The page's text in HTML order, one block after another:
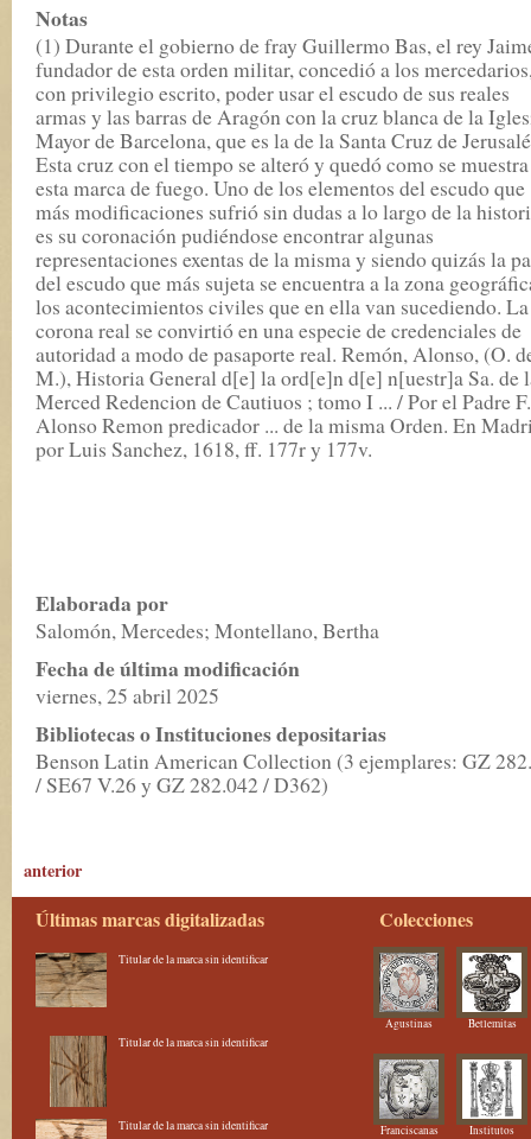
Notas
(1) Durante el gobierno de fray Guillermo Bas, el rey
fundador de esta orden militar, concedió a los
con privilegio escrito, poder usar el escudo de sus reales
armas y las barras de Aragón con la cruz blanca de la
Mayor de Barcelona, que es la de la Santa Cruz de
Esta cruz con el tiempo se alteró y quedó como se
esta marca de fuego. Uno de los elementos del escudo que
más modificaciones sufrió sin dudas a lo largo de la
es su coronación pudiéndose encontrar algunas
representaciones exentas de la misma y siendo quizás la
del escudo que más sujeta se encuentra a la zona
los acontecimientos civiles que en ella van sucediendo. La
corona real se convirtió en una especie de credenciales de
autoridad a modo de pasaporte real. Remón, Alonso, (O.
M.), Historia General d[e] la ord[e]n d[e] n[uestr]a Sa. de
Merced Redencion de Cautiuos ; tomo I ... / Por el Padre F.
Alonso Remon predicador ... de la misma Orden. En
por Luis Sanchez, 1618, ff. 177r y 177v.
Elaborada por
Salomón, Mercedes; Montellano, Bertha
Fecha de última modificación
viernes, 25 abril 2025
Bibliotecas o Instituciones depositarias
Benson Latin American Collection (3 ejemplares: GZ
/ SE67 V.26 y GZ 282.042 / D362)
anterior
Últimas marcas digitalizadas
Titular de la marca sin identificar
Titular de la marca sin identificar
Titular de la marca sin identificar
Colecciones
Agustinas Betlemitas
Franciscanas Institutos